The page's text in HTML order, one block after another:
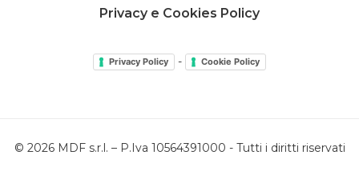
Privacy e Cookies Policy
Privacy Policy - Cookie Policy
© 2026 MDF s.r.l. – P.Iva 10564391000 - Tutti i diritti riservati